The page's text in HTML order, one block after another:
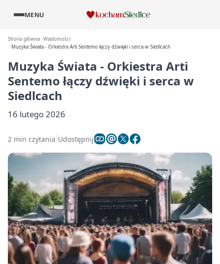
MENU
Strona główna Wiadomości
Muzyka Świata - Orkiestra Arti Sentemo łączy dźwięki i serca w Siedlcach
Muzyka Świata - Orkiestra Arti
Sentemo łączy dźwięki i serca w
Siedlcach
16 lutego 2026
2 min czytania Udostępnij